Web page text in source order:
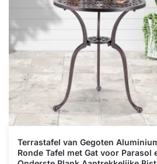
Terrastafel van Gegoten
Ronde Tafel met Gat voor Parasol